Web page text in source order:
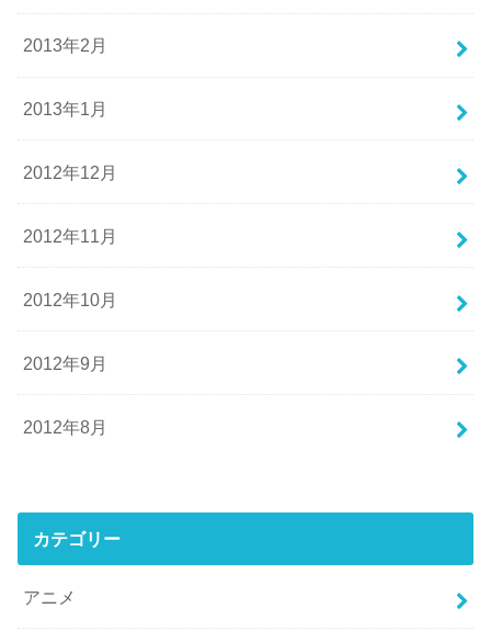
2013年2月
2013年1月
2012年12月
2012年11月
2012年10月
2012年9月
2012年8月
カテゴリー
アニメ